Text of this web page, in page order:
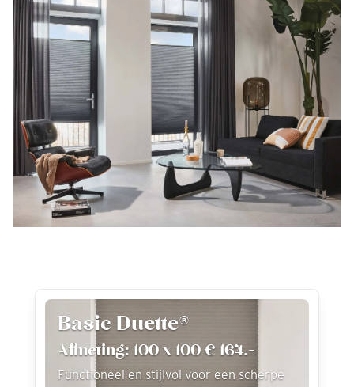
Basic Duette®
Afmeting: 100 x 100 € 164.-
Functioneel en stijlvol voor een scherpe